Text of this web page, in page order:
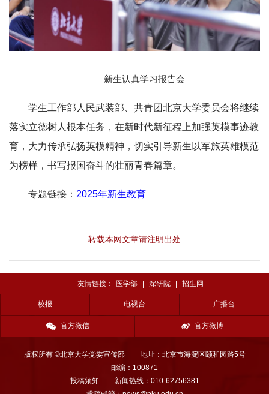
新生认真学习报告会
学生工作部人民武装部、共青团北京大学委员会将继续
落实立德树人根本任务，在新时代新征程上加强英模事迹教
育，大力传承弘扬英模精神，切实引导新生以军旅英雄模范
为榜样，书写报国奋斗的壮丽青春篇章。
专题链接： 2025年新生教育
转载本网文章请注明出处
友情链接： 医学部 深研院 招生网
校报 电视台 广播台
官方微信 官方微博
版权所有 ©北京大学党委宣传部
地址：北京市海淀区颐和园路5号
邮编：100871
投稿须知
新闻热线：010-62756381